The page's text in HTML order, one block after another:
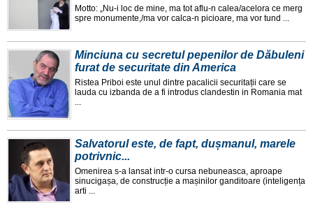
Motto: „Nu-i loc de mine, ma tot aflu-n calea/acelora ce merg
spre monumente,/ma vor calca-n picioare, ma vor tund ...
Minciuna cu secretul pepenilor de Dăbuleni
furat de securitate din America
Ristea Priboi este unul dintre pacalicii securitații care se
lauda cu izbanda de a fi introdus clandestin in Romania mat
...
Salvatorul este, de fapt, dușmanul, marele
potrivnic...
Omenirea s-a lansat intr-o cursa nebuneasca, aproape
sinucigașa, de construcție a mașinilor ganditoare (inteligența
arti ...